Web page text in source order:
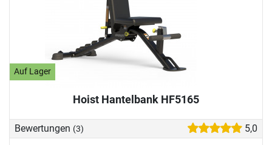
Auf Lager
Hoist Hantelbank HF5165
Bewertungen (3) 5,0